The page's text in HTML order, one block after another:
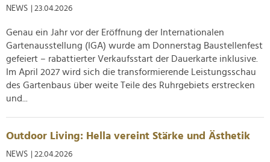
NEWS | 23.04.2026
Genau ein Jahr vor der Eröffnung der Internationalen
Gartenausstellung (IGA) wurde am Donnerstag Baustellenfest
gefeiert – rabattierter Verkaufsstart der Dauerkarte inklusive.
Im April 2027 wird sich die transformierende Leistungsschau
des Gartenbaus über weite Teile des Ruhrgebiets erstrecken
und...
Outdoor Living: Hella vereint Stärke und Ästhetik
NEWS | 22.04.2026